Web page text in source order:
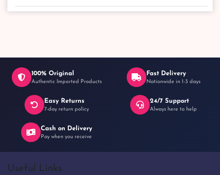
100% Original
Authentic Imported Products
Fast Delivery
Nationwide in 1-3 days
Easy Returns
7-day return policy
24/7 Support
Always here to help
Cash on Delivery
Pay when you receive
Useful Links